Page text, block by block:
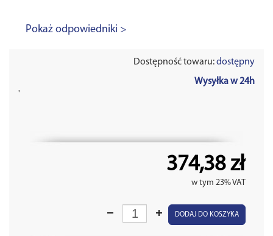
Pokaż odpowiedniki >
Dostępność towaru:dostępny
Wysyłka w 24h
'
374,38 zł
w tym 23% VAT
DODAJ DO KOSZYKA